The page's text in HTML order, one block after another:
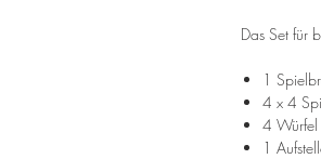
Das Set für
1
4 x 4
4 Würfel
1